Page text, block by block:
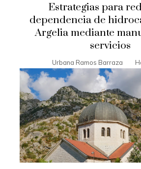
Estrategias para
dependencia de
Argelia mediante
servicios
Urbana Ramos Barraza